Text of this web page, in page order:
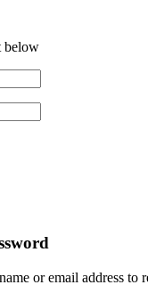
below
or email address to